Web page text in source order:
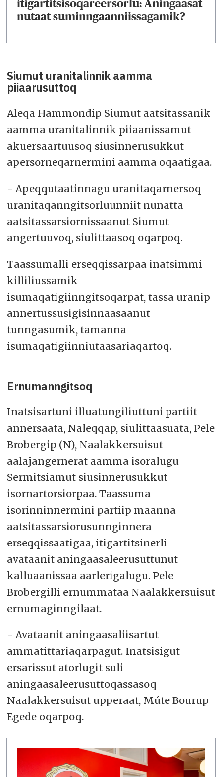
itigartitsisoqareersorlu: Aningaasat
nutaat suminngaanniissagamik?
Siumut uranitalinnik aamma
piiaarusuttoq
Aleqa Hammondip Siumut aatsitassanik
aamma uranitalinnik piiaanissamut
akuersaartuusoq siusinnerusukkut
apersorneqarnermini aamma oqaatigaa.
- Apeqqutaatinnagu uranitaqarnersoq
uranitaqanngitsorluunniit nunatta
aatsitassarsiornissaanut Siumut
angertuuvoq, siulittaasoq oqarpoq.
Taassumalli erseqqissarpaa inatsimmi
killiliussamik
isumaqatigiinngitsoqarpat, tassa uranip
annertussusigisinnaasaanut
tunngasumik, tamanna
isumaqatigiinniutaasariaqartoq.
Ernumanngitsoq
Inatsisartuni illuatungiliuttuni partiit
annersaata, Naleqqap, siulittaasuata, Pele
Brobergip (N), Naalakkersuisut
aalajangernerat aamma isoralugu
Sermitsiamut siusinnerusukkut
isornartorsiorpaa. Taassuma
isorinninnermini partiip maanna
aatsitassarsiorusunnginnera
erseqqissaatigaa, itigartitsinerli
avataanit aningaasaleerusuttunut
kalluaanissaa aarlerigalugu. Pele
Brobergilli ernummataa Naalakkersuisut
ernumaginngilaat.
- Avataanit aningaasaliisartut
ammatittariaqarpagut. Inatsisigut
ersarissut atorlugit suli
aningaasaleerusuttoqassasoq
Naalakkersuisut upperaat, Múte Bourup
Egede oqarpoq.